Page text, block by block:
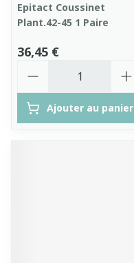
Epitact Coussinet
Plant.42-45 1 Paire
36,45 €
Ajouter au panier